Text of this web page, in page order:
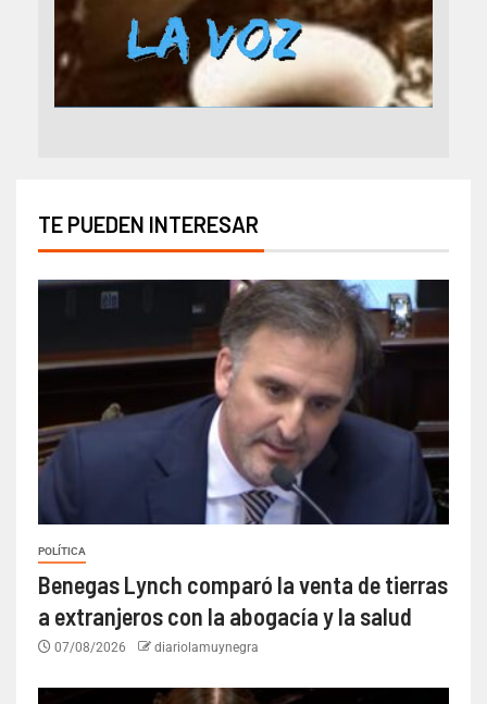
TE PUEDEN INTERESAR
POLÍTICA
Benegas Lynch comparó la venta de tierras
a extranjeros con la abogacía y la salud
07/08/2026 diariolamuynegra